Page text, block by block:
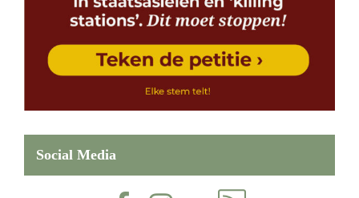
Social Media